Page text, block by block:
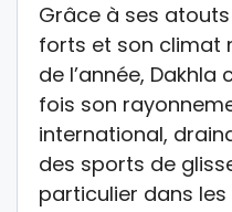
Grâce à ses
forts et son climat
de l’année,
fois son
international,
des sports de
particulier dans